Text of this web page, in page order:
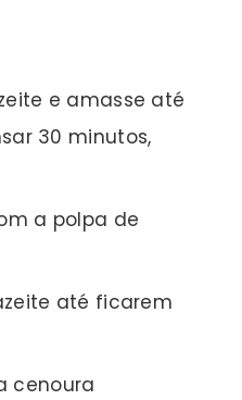
e amasse até
30 minutos,
a polpa de
até ficarem
cenoura